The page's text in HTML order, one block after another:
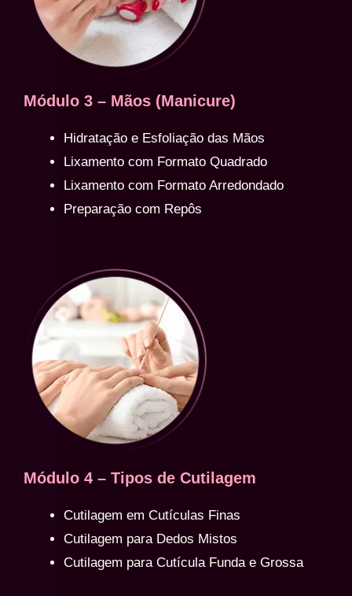
Módulo 3 – Mãos (Manicure)
Hidratação e Esfoliação das Mãos
Lixamento com Formato Quadrado
Lixamento com Formato Arredondado
Preparação com Repôs
Módulo 4 – Tipos de Cutilagem
Cutilagem em Cutículas Finas
Cutilagem para Dedos Mistos
Cutilagem para Cutícula Funda e Grossa